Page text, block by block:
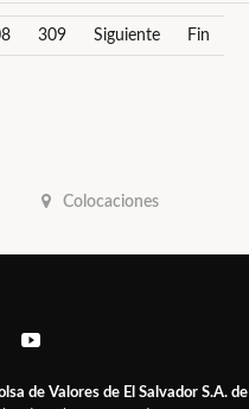
309 Siguiente Fin
Colocaciones
de Valores de El Salvador S.A. de